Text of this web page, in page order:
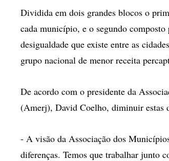
Dividida em dois grandes blocos o
cada município, e o segundo
desigualdade que existe entre as
grupo nacional de menor receita
De acordo com o presidente da
(Amerj), David Coelho, diminuir estas
- A visão da Associação dos
diferenças. Temos que trabalhar junto